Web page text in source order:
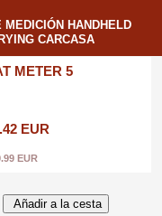
HANDHELD
CARCASA
METER 5
EUR
EUR